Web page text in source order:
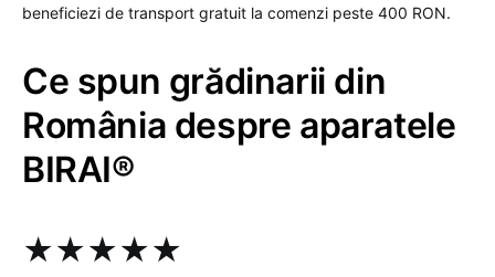
beneficiezi de transport gratuit la comenzi peste 400 RON.
Ce spun grădinarii din
România despre aparatele
BIRAI®
★★★★★